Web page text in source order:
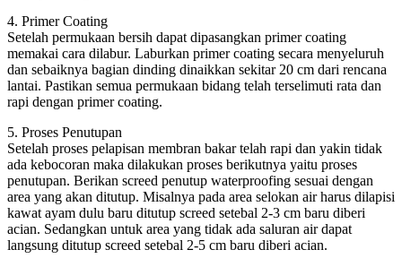
4. Primer Coating
Setelah permukaan bersih dapat dipasangkan primer coating
memakai cara dilabur. Laburkan primer coating secara menyeluruh
dan sebaiknya bagian dinding dinaikkan sekitar 20 cm dari rencana
lantai. Pastikan semua permukaan bidang telah terselimuti rata dan
rapi dengan primer coating.
5. Proses Penutupan
Setelah proses pelapisan membran bakar telah rapi dan yakin tidak
ada kebocoran maka dilakukan proses berikutnya yaitu proses
penutupan. Berikan screed penutup waterproofing sesuai dengan
area yang akan ditutup. Misalnya pada area selokan air harus dilapisi
kawat ayam dulu baru ditutup screed setebal 2-3 cm baru diberi
acian. Sedangkan untuk area yang tidak ada saluran air dapat
langsung ditutup screed setebal 2-5 cm baru diberi acian.